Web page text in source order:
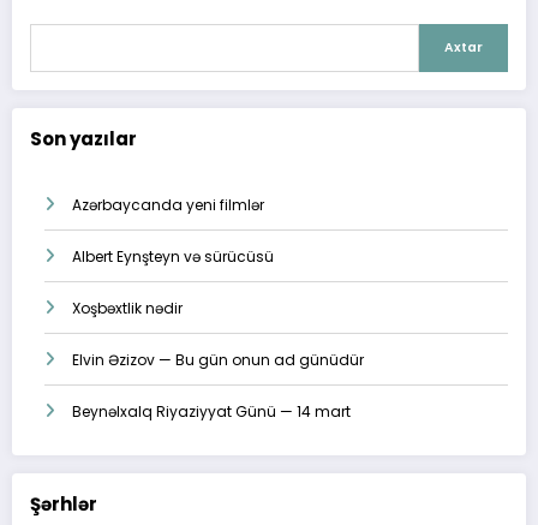
Axtar
Son yazılar
Azərbaycanda yeni filmlər
Albert Eynşteyn və sürücüsü
Xoşbəxtlik nədir
Elvin Əzizov — Bu gün onun ad günüdür
Beynəlxalq Riyaziyyat Günü — 14 mart
Şərhlər